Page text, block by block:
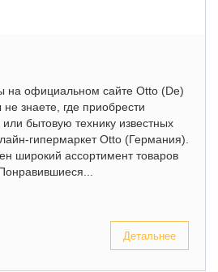
на официальном сайте Otto (De)
знаете, где приобрести
бытовую технику известных
гипермаркет Otto (Германия).
широкий ассортимент товаров
Детальнее